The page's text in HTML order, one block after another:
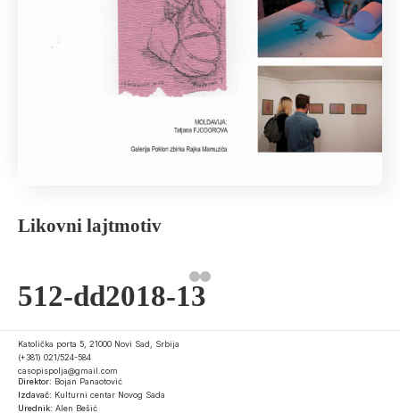
Likovni lajtmotiv
512-dd2018-13
Katolička porta 5, 21000 Novi Sad, Srbija
(+381) 021/524-584
casopispolja@gmail.com
Direktor: Bojan Panaotović
Izdavač: Kulturni centar Novog Sada
Urednik: Alen Bešić